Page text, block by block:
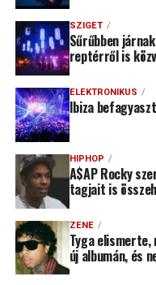
SZIGET
Sűrűbben
reptérről is
ELEKTRONIKUS
Ibiza
HIPHOP
A$AP Rocky
tagjait is
ZENE
Tyga
új albumán, és